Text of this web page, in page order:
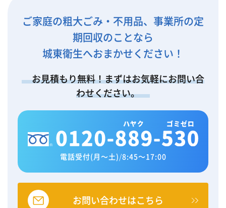
ご家庭の粗大ごみ・不用品、事業所の定
期回収のことなら
城東衛生へおまかせください！
お見積もり無料！まずはお気軽にお問い合
わせください。
電話受付(月～土) /8:45～17:00
お問い合わせはこちら